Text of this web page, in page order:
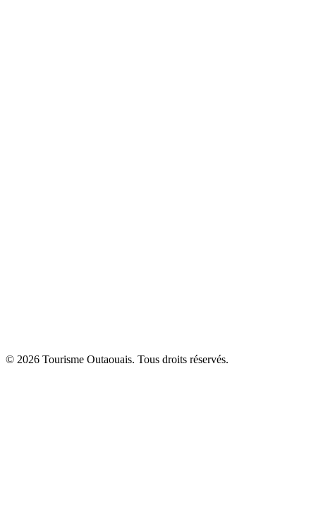
© 2026 Tourisme Outaouais. Tous droits réservés.